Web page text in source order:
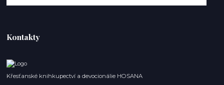
Kontakty
Křesťanské knihkupectví a devocionálie HOSANA